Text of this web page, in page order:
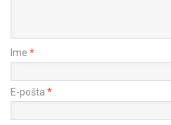
Ime *
E-pošta *